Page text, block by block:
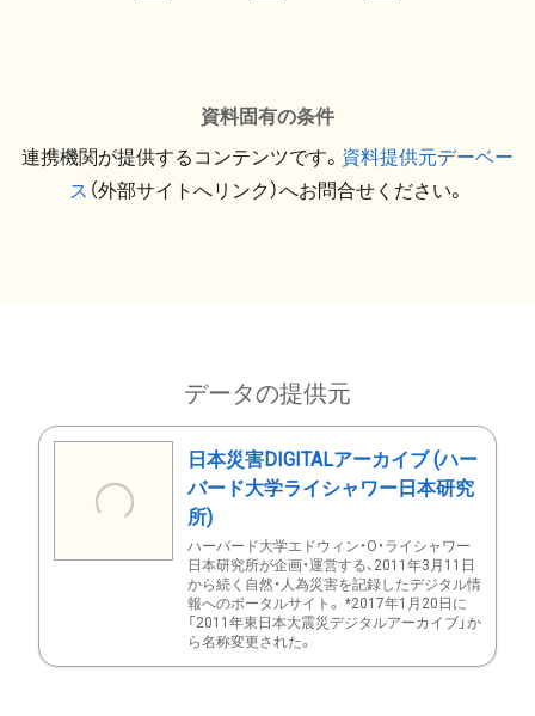
資料固有の条件
連携機関が提供するコンテンツです。 資料提供元デーベー
ス （外部サイトへリンク）へお問合せください。
データの提供元
日本災害DIGITALアーカイブ (ハー
バード大学ライシャワー日本研究
所)
ハーバード大学エドウィン・O・ライシャワー
日本研究所が企画・運営する、2011年3月11日
から続く自然・人為災害を記録したデジタル情
報へのポータルサイト。 *2017年1月20日に
「2011年東日本大震災デジタルアーカイブ」か
ら名称変更された。